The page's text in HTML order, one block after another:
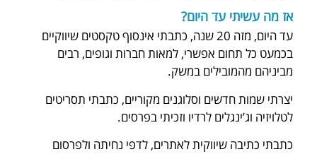
אז מה עשיתי עד היום?
עד היום, מזה 20 שנה, כתבתי אינסוף טקסטים שיווקיים
בכמעט כל תחום אפשרי, למאות חברות וגופים, רבים
מביניהם מהמובילים במשק.
יצרתי שמות חדשים וסלוגנים מקוריים, כתבתי תסריטים
לטלויזיה וג’ינגלים לרדיו וזכיתי בפרסים.
כתבתי כתיבה שיווקית לאתרים, לדפי נחיתה ולפרסום